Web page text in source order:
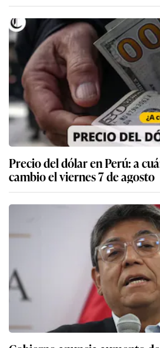
Precio del dólar en Perú: a
cambio el viernes 7 de agosto